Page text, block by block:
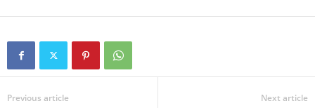
Previous article Next article